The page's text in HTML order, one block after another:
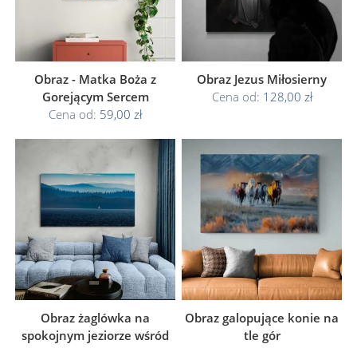
Obraz - Matka Boża z
Gorejącym Sercem
Cena od: 59,00 zł
Obraz Jezus Miłosierny
Cena od: 128,00 zł
Obraz żaglówka na
spokojnym jeziorze wśród
Obraz galopujące konie na
tle gór